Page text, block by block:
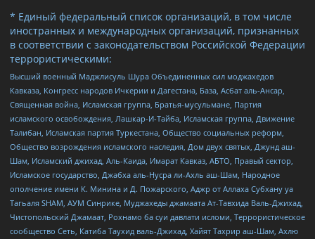
* Единый федеральный список организаций, в том числе
иностранных и международных организаций, признанных
в соответствии с законодательством Российской Федерации
террористическими:
Высший военный Маджлисуль Шура Объединенных сил моджахедов
Кавказа, Конгресс народов Ичкерии и Дагестана, База, Асбат аль-Ансар,
Священная война, Исламская группа, Братья-мусульмане, Партия
исламского освобождения, Лашкар-И-Тайба, Исламская группа, Движение
Талибан, Исламская партия Туркестана, Общество социальных реформ,
Общество возрождения исламского наследия, Дом двух святых, Джунд аш-
Шам, Исламский джихад, Аль-Каида, Имарат Кавказ, АБТО, Правый сектор,
Исламское государство, Джабха аль-Нусра ли-Ахль аш-Шам, Народное
ополчение имени К. Минина и Д. Пожарского, Аджр от Аллаха Субхану уа
Тагьаля SHAM, АУМ Синрике, Муджахеды джамаата Ат-Тавхида Валь-Джихад,
Чистопольский Джамаат, Рохнамо ба суи давлати исломи, Террористическое
сообщество Сеть, Катиба Таухид валь-Джихад, Хайят Тахрир аш-Шам, Ахлю